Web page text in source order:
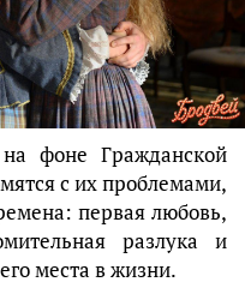
фоне Гражданской
с их проблемами,
первая любовь,
разлука и
места в жизни.